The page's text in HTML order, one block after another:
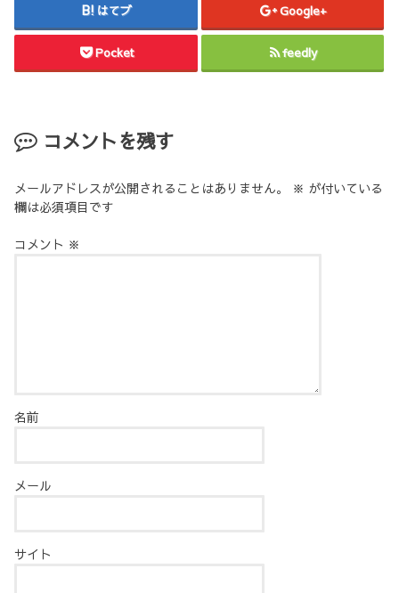
はてブ Google+
Pocket feedly
コメントを残す
メールアドレスが公開されることはありません。 ※ が付いている
欄は必須項目です
コメント ※
名前
メール
サイト